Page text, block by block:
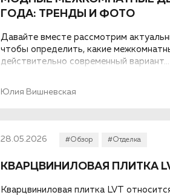
ГОДА: ТРЕНДЫ И ФОТО
Давайте вместе рассмотрим
чтобы определить, какие
действительно современный вариант...
Юлия Вишневская
28.05.2026 #Обзор #Отделка
КВАРЦВИНИЛОВАЯ ПЛИТКА
Кварцвиниловая плитка LVT